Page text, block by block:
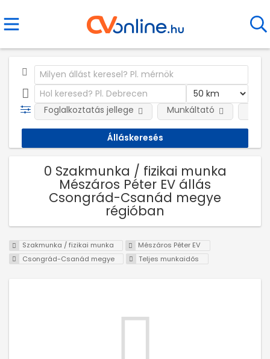
Foglalkoztatás jellege Munkáltató
0 Szakmunka / fizikai munka
Mészáros Péter EV állás
Csongrád-Csanád megye
régióban
Szakmunka / fizikai munka
Mészáros Péter EV
Csongrád-Csanád megye
Teljes munkaidős